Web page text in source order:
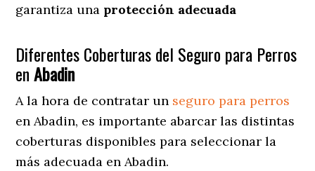
garantiza una protección adecuada
Diferentes Coberturas del Seguro para Perros
en Abadin
A la hora de contratar un seguro para perros
en Abadin, es importante abarcar las distintas
coberturas disponibles para seleccionar la
más adecuada en Abadin.